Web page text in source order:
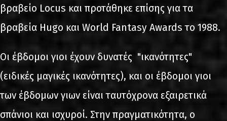
βραβείο Locus και προτάθηκε επίσης για τα
βραβεία Hugo και World Fantasy Awards το 1988.
Οι έβδομοι γιοι έχουν δυνατές "ικανότητες"
(ειδικές μαγικές ικανότητες), και οι έβδομοι γιοι
των έβδομων γιων είναι ταυτόχρονα εξαιρετικά
σπάνιοι και ισχυροί. Στην πραγματικότητα, ο